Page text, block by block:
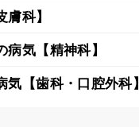
科】
病気【精神科】
気【歯科・口腔外科】